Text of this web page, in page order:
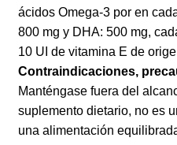
ácidos Omega-3 por en
800 mg y DHA: 500 mg,
10 UI de vitamina E de
Contraindicaciones,
Manténgase fuera del
suplemento dietario, no es
una alimentación